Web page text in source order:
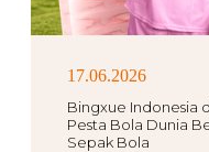
17.06.2026
Bingxue Indonesia
Pesta Bola Dunia
Sepak Bola